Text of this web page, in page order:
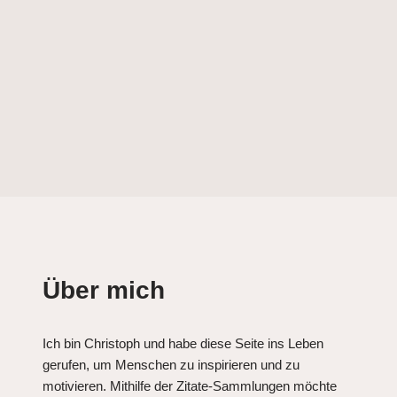
Über mich
Ich bin Christoph und habe diese Seite ins Leben
gerufen, um Menschen zu inspirieren und zu
motivieren. Mithilfe der Zitate-Sammlungen möchte